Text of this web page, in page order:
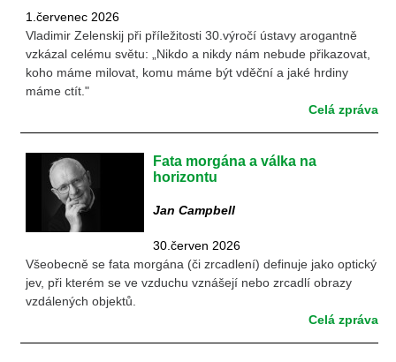
1.červenec 2026
Vladimir Zelenskij při příležitosti 30.výročí ústavy arogantně
vzkázal celému světu: „Nikdo a nikdy nám nebude přikazovat,
koho máme milovat, komu máme být vděční a jaké hrdiny
máme ctít."
Celá zpráva
Fata morgána a válka na
horizontu
Jan Campbell
30.červen 2026
Všeobecně se fata morgána (či zrcadlení) definuje jako optický
jev, při kterém se ve vzduchu vznášejí nebo zrcadlí obrazy
vzdálených objektů.
Celá zpráva